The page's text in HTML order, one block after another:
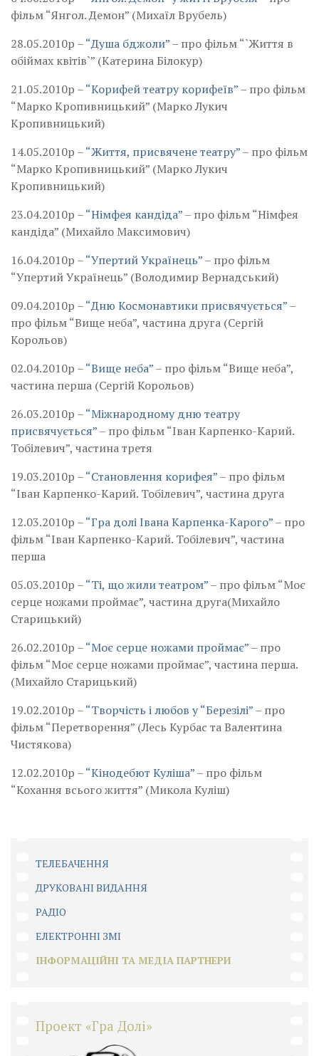
фільм “Янгол. Демон” (Михаїл Врубель)
28.05.2010р –“Душа бджоли”– про фільм “`Життя в
обіймах квітів`” (Катерина Білокур)
21.05.2010р –“Корифей театру корифеїв”– про фільм
“Марко Кропивницький” (Марко Лукич
Кропивницький)
14.05.2010р –“Життя, присвячене театру”– про фільм
“Марко Кропивницький” (Марко Лукич
Кропивницький)
23.04.2010р –“Німфея кандіда”– про фільм “Німфея
кандіда” (Михайло Максимович)
16.04.2010р –“Упертий Українець”– про фільм
“Упертий Українець” (Володимир Вернадський)
09.04.2010р –“Дню Космонавтики присвячується”–
про фільм “Вище неба”, частина друга (Сергій
Корольов)
02.04.2010р –“Вище неба”– про фільм “Вище неба”,
частина перша (Сергій Корольов)
26.03.2010р –“Міжнародному дню театру
присвячується”– про фільм “Іван Карпенко-Карий.
Тобілевич”, частина третя
19.03.2010р –“Становлення корифея”– про фільм
“Іван Карпенко-Карий. Тобілевич”, частина друга
12.03.2010р –“Гра долі Івана Карпенка-Карого”– про
фільм “Іван Карпенко-Карий. Тобілевич”, частина
перша
05.03.2010р –“Ті, що жили театром”– про фільм “Моє
серце ножами проймає”, частина друга(Михайло
Старицький)
26.02.2010р –“Моє серце ножами проймає”– про
фільм “Моє серце ножами проймає”, частина перша.
(Михайло Старицький)
19.02.2010р –“Творчість і любов у “Березілі”– про
фільм “Перетворення” (Лесь Курбас та Валентина
Чистякова)
12.02.2010р –“Кінодебют Куліша”– про фільм
“Кохання всього життя” (Микола Куліш)
ТЕЛЕБАЧЕННЯ
ДРУКОВАНІ ВИДАННЯ
РАДІО
ЕЛЕКТРОННІ ЗМІ
ІНФОРМАЦІЙНІ ТА МЕДІА ПАРТНЕРИ
Проект «Гра Долі»